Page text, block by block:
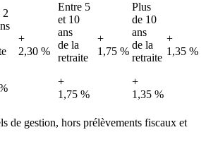
2
+
2,30 %
Entre 5
et 10
ans
de la
retraite
+
1,75 %
+
1,75 %
Plus
de 10
ans
de la
retraite
+
1,35 %
+
1,35 %
de gestion, hors prélèvements fiscaux et